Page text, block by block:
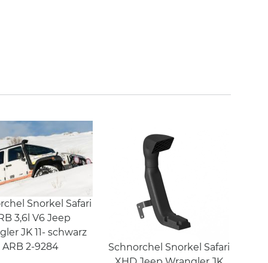
Snorkel Safari
3,6l V6 Jeep
JK 11- schwarz
ARB 2-9284
Schnorchel Snorkel Safari